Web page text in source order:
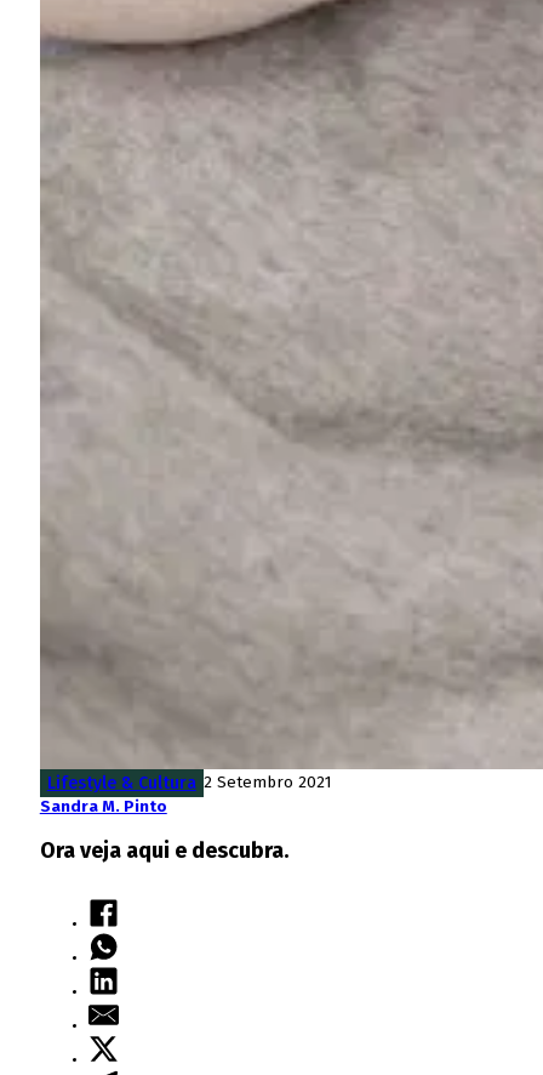
Lifestyle & Cultura 2 Setembro 2021
Sandra M. Pinto
Ora veja aqui e descubra.